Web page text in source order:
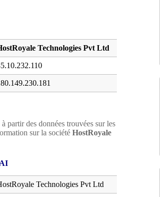
Technologies Pvt Ltd
partir des données trouvées sur les
sur la société HostRoyale
Technologies Pvt Ltd